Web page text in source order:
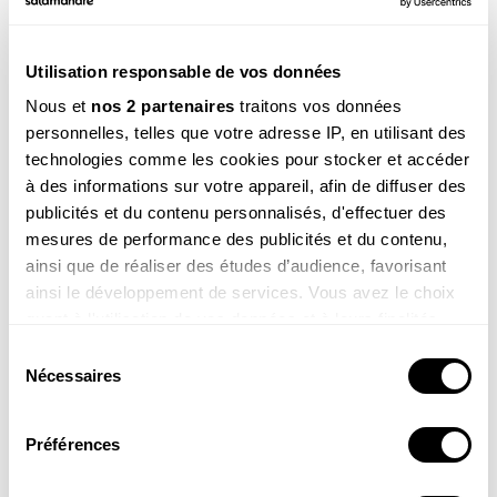
Utilisation responsable de vos données
Nous et nos 2 partenaires traitons vos données
personnelles, telles que votre adresse IP, en utilisant des
technologies comme les cookies pour stocker et accéder
à des informations sur votre appareil, afin de diffuser des
publicités et du contenu personnalisés, d'effectuer des
mesures de performance des publicités et du contenu,
ainsi que de réaliser des études d’audience, favorisant
ainsi le développement de services. Vous avez le choix
tout moment en consultant la Déclaration relative aux
cookies ou en cliquant sur l'icône de confidentialité.
Si vous le permettez, nous aimerions également :
Nécessaires
Préférences
Plongez au coeur d'une nature insolite près de chez
vous
Découvrir la revue
Donnez envie aux enfants d'explorer et de protéger